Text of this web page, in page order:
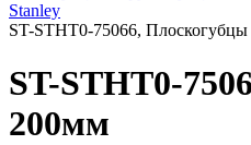
Stanley
ST-STHT0-75066,
ST-STHT0-
200мм